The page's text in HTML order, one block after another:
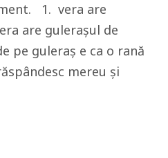
1. vera are
are gulerașul de
pe guleraș e ca o rană
mereu și